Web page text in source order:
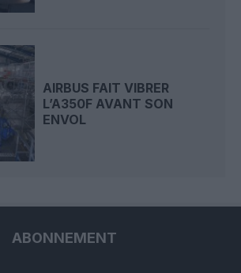
AIRBUS FAIT VIBRER
L’A350F AVANT SON
ENVOL
ABONNEMENT